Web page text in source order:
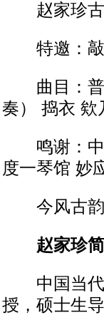
赵家珍古
特邀：敲
曲目：普
奏） 捣衣 欸
鸣谢：中
度一琴馆 妙
今风古韵
赵家珍
中国当代
授，硕士生